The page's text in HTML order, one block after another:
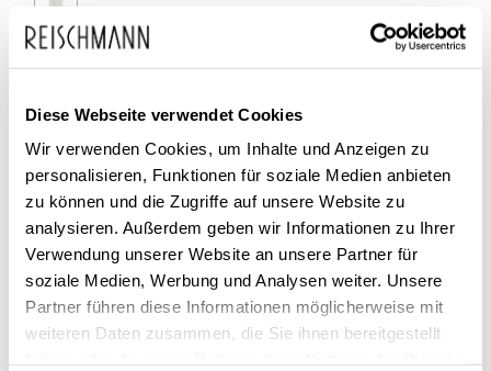
Diese Webseite verwendet Cookies
Wir verwenden Cookies, um Inhalte und Anzeigen zu
personalisieren, Funktionen für soziale Medien anbieten
zu können und die Zugriffe auf unsere Website zu
analysieren. Außerdem geben wir Informationen zu Ihrer
Verwendung unserer Website an unsere Partner für
soziale Medien, Werbung und Analysen weiter. Unsere
Partner führen diese Informationen möglicherweise mit
weiteren Daten zusammen, die Sie ihnen bereitgestellt